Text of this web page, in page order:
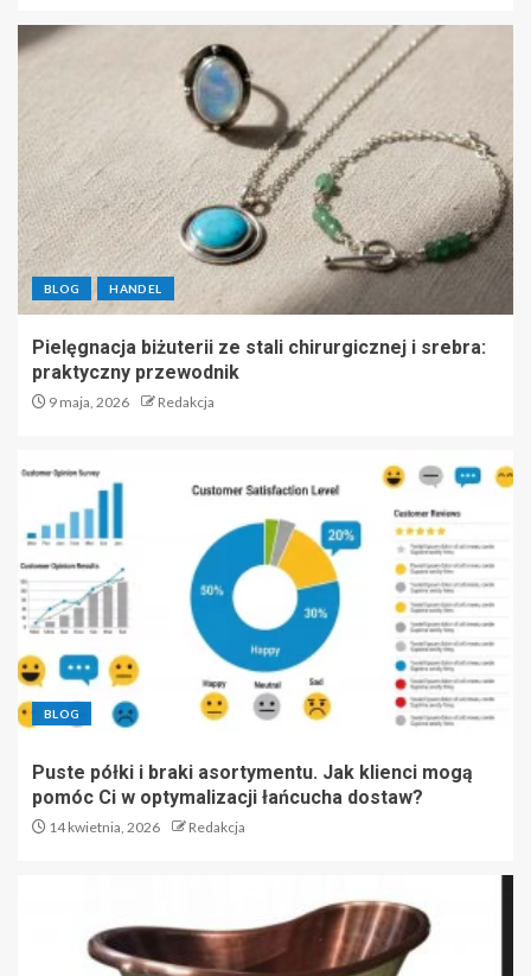
BLOG HANDEL
Pielęgnacja biżuterii ze stali chirurgicznej i srebra:
praktyczny przewodnik
9 maja, 2026 Redakcja
BLOG
Puste półki i braki asortymentu. Jak klienci mogą
pomóc Ci w optymalizacji łańcucha dostaw?
14 kwietnia, 2026 Redakcja